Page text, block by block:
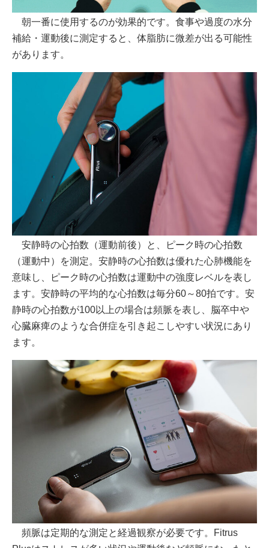
朝一番に使用するのが効果的です。食事や過度の水分
補給・運動後に測定すると、体脂肪に微差が出る可能性
があります。
安静時の心拍数（運動前後）と、ピーク時の心拍数
（運動中）を測定。安静時の心拍数は優れた心肺機能を
意味し、ピーク時の心拍数は運動中の強度レベルを表し
ます。安静時の平均的な心拍数は毎分60～80拍です。安
静時の心拍数が100以上の場合は頻脈を表し、脳卒中や
心臓麻痺のような合併症を引き起こしやすい状況にあり
ます。
頻脈は定期的な測定と経過観察が必要です。Fitrus